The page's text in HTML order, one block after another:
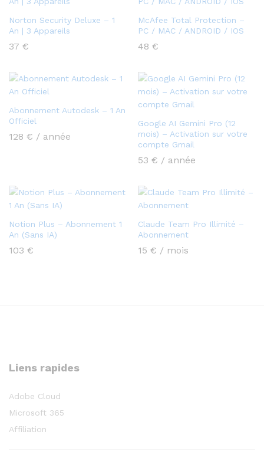
Norton Security Deluxe – 1
An | 3 Appareils
37 €
McAfee Total Protection –
PC / MAC / ANDROID / IOS
48 €
Abonnement Autodesk – 1 An
Officiel
128 € / année
Google AI Gemini Pro (12
mois) – Activation sur votre
compte Gmail
53 € / année
Notion Plus – Abonnement 1
An (Sans IA)
103 €
Claude Team Pro Illimité –
Abonnement
15 € / mois
Liens rapides
Adobe Cloud
Microsoft 365
Affiliation